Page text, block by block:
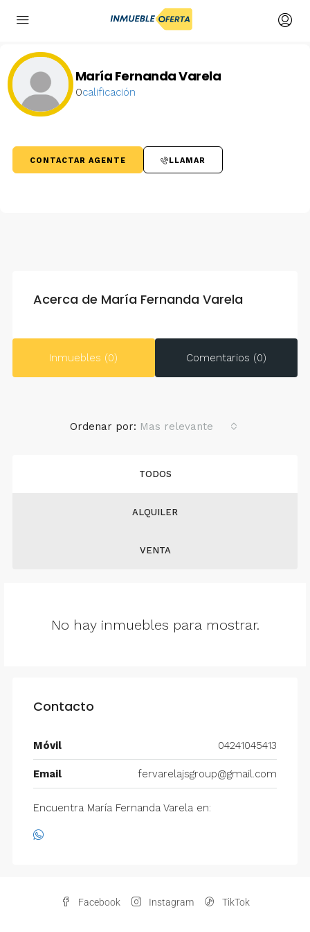
María Fernanda Varela
0calificación
CONTACTAR AGENTE LLAMAR
Acerca de María Fernanda Varela
Inmuebles (0) Comentarios (0)
TODOS
ALQUILER
VENTA
Ordenar por: Mas relevante
No hay inmuebles para mostrar.
Contacto
Móvil 04241045413
Email fervarelajsgroup@gmail.com
Encuentra María Fernanda Varela en:
Facebook Instagram TikTok